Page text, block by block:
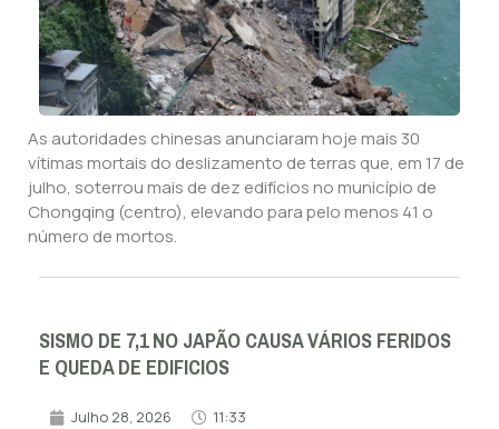
As autoridades chinesas anunciaram hoje mais 30
vítimas mortais do deslizamento de terras que, em 17 de
julho, soterrou mais de dez edifícios no município de
Chongqing (centro), elevando para pelo menos 41 o
número de mortos.
SISMO DE 7,1 NO JAPÃO CAUSA VÁRIOS FERIDOS
E QUEDA DE EDIFICIOS
Julho 28, 2026 11:33